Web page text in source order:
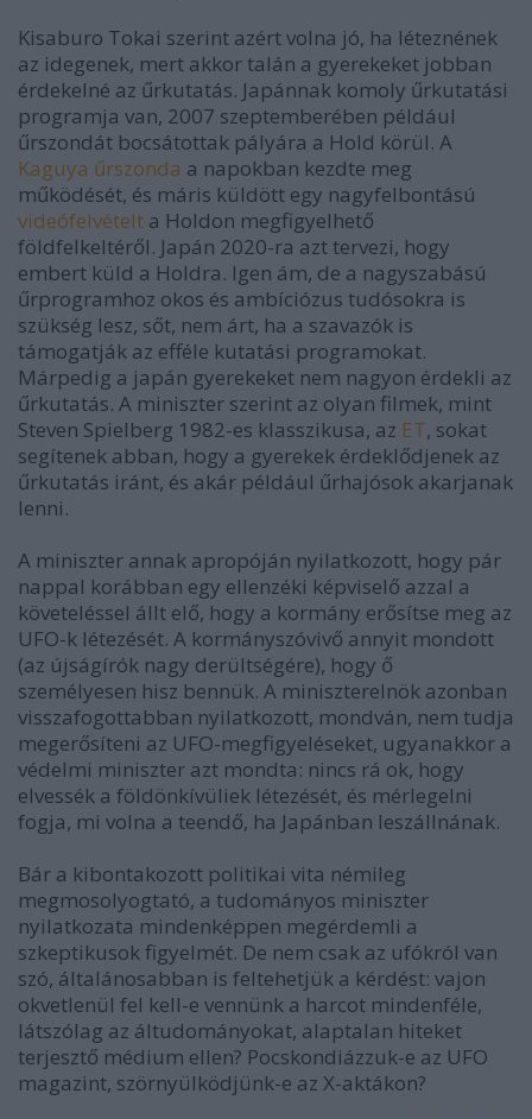
Kisaburo Tokai szerint azért volna jó, ha léteznének
az idegenek, mert akkor talán a gyerekeket jobban
érdekelné az űrkutatás. Japánnak komoly űrkutatási
programja van, 2007 szeptemberében például
űrszondát bocsátottak pályára a Hold körül. A
Kaguya űrszonda a napokban kezdte meg
működését, és máris küldött egy nagyfelbontású
videófelvételt a Holdon megfigyelhető
földfelkeltéről. Japán 2020-ra azt tervezi, hogy
embert küld a Holdra. Igen ám, de a nagyszabású
űrprogramhoz okos és ambíciózus tudósokra is
szükség lesz, sőt, nem árt, ha a szavazók is
támogatják az efféle kutatási programokat.
Márpedig a japán gyerekeket nem nagyon érdekli az
űrkutatás. A miniszter szerint az olyan filmek, mint
Steven Spielberg 1982-es klasszikusa, az ET, sokat
segítenek abban, hogy a gyerekek érdeklődjenek az
űrkutatás iránt, és akár például űrhajósok akarjanak
lenni.
A miniszter annak apropóján nyilatkozott, hogy pár
nappal korábban egy ellenzéki képviselő azzal a
követeléssel állt elő, hogy a kormány erősítse meg az
UFO-k létezését. A kormányszóvivő annyit mondott
(az újságírók nagy derültségére), hogy ő
személyesen hisz bennük. A miniszterelnök azonban
visszafogottabban nyilatkozott, mondván, nem tudja
megerősíteni az UFO-megfigyeléseket, ugyanakkor a
védelmi miniszter azt mondta: nincs rá ok, hogy
elvessék a földönkívüliek létezését, és mérlegelni
fogja, mi volna a teendő, ha Japánban leszállnának.
Bár a kibontakozott politikai vita némileg
megmosolyogtató, a tudományos miniszter
nyilatkozata mindenképpen megérdemli a
szkeptikusok figyelmét. De nem csak az ufókról van
szó, általánosabban is feltehetjük a kérdést: vajon
okvetlenül fel kell-e vennünk a harcot mindenféle,
látszólag az áltudományokat, alaptalan hiteket
terjesztő médium ellen? Pocskondiázzuk-e az UFO
magazint, szörnyülködjünk-e az X-aktákon?